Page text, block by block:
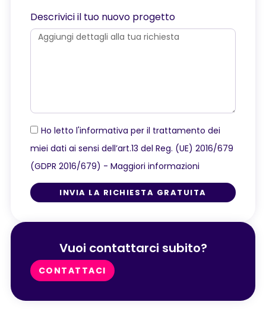
Descrivici il tuo nuovo progetto
Ho letto l'informativa per il trattamento dei
miei dati ai sensi dell’art.13 del Reg. (UE) 2016/679
(GDPR 2016/679) - Maggiori informazioni
INVIA LA RICHIESTA GRATUITA
Vuoi contattarci subito?
CONTATTACI